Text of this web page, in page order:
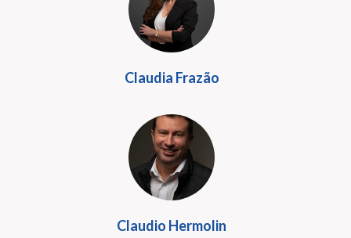
Claudia Frazão
Claudio Hermolin